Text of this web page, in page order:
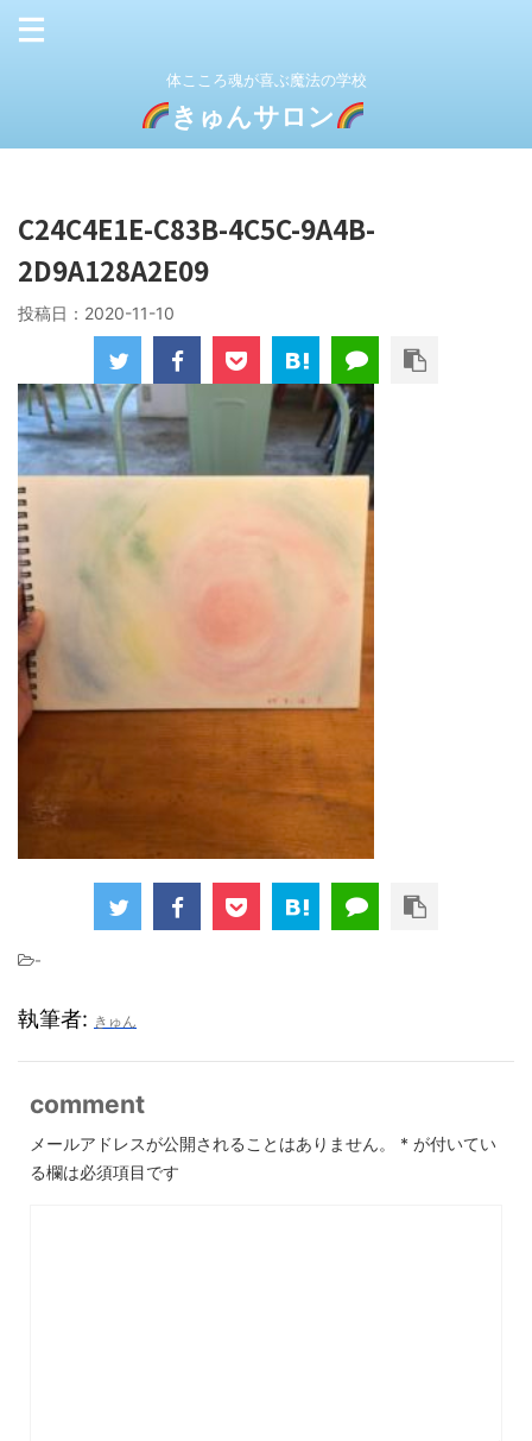
体こころ魂が喜ぶ魔法の学校
きゅんサロン
C24C4E1E-C83B-4C5C-9A4B-
2D9A128A2E09
投稿日： 2020-11-10
-
執筆者: きゅん
comment
メールアドレスが公開されることはありません。 * が付いてい
る欄は必須項目です